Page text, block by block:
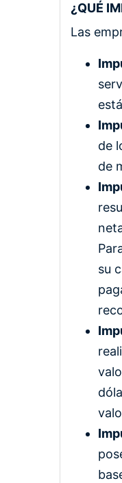
¿QUÉ
Las
de
de
su